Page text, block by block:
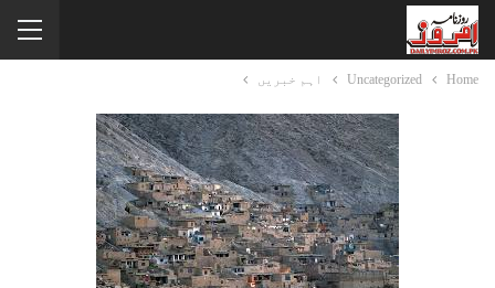
Home
Uncategorized اہم خبریں